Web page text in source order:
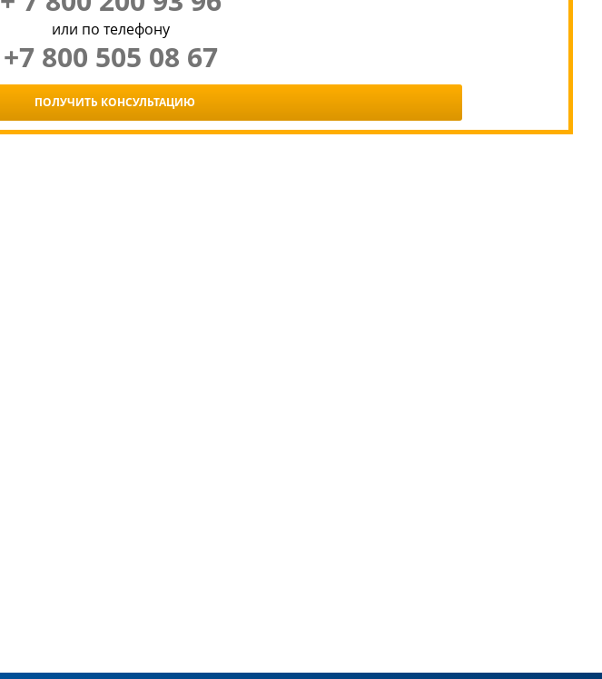
или по телефону
+7 800 505 08 67
ПОЛУЧИТЬ КОНСУЛЬТАЦИЮ